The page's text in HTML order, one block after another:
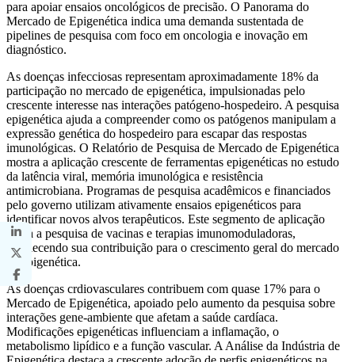
para apoiar ensaios oncológicos de precisão. O Panorama do
Mercado de Epigenética indica uma demanda sustentada de
pipelines de pesquisa com foco em oncologia e inovação em
diagnóstico.
As doenças infecciosas representam aproximadamente 18% da
participação no mercado de epigenética, impulsionadas pelo
crescente interesse nas interações patógeno-hospedeiro. A pesquisa
epigenética ajuda a compreender como os patógenos manipulam a
expressão genética do hospedeiro para escapar das respostas
imunológicas. O Relatório de Pesquisa de Mercado de Epigenética
mostra a aplicação crescente de ferramentas epigenéticas no estudo
da latência viral, memória imunológica e resistência
antimicrobiana. Programas de pesquisa acadêmicos e financiados
pelo governo utilizam ativamente ensaios epigenéticos para
identificar novos alvos terapêuticos. Este segmento de aplicação
apoia a pesquisa de vacinas e terapias imunomoduladoras,
fortalecendo sua contribuição para o crescimento geral do mercado
de epigenética.
As doenças crdiovasculares contribuem com quase 17% para o
Mercado de Epigenética, apoiado pelo aumento da pesquisa sobre
interações gene-ambiente que afetam a saúde cardíaca.
Modificações epigenéticas influenciam a inflamação, o
metabolismo lipídico e a função vascular. A Análise da Indústria de